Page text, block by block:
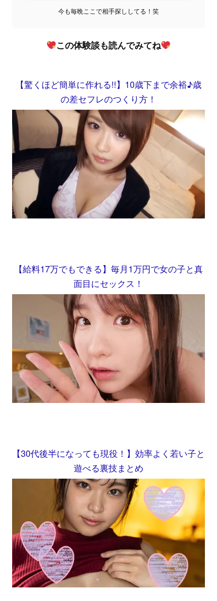
今も毎晩ここで相手探ししてる！笑
この体験談も読んでみてね
【驚くほど簡単に作れる!!】10歳下まで余裕♪歳
の差セフレのつくり方！
【給料17万でもできる】毎月1万円で女の子と真
面目にセックス！
【30代後半になっても現役！】効率よく若い子と
遊べる裏技まとめ